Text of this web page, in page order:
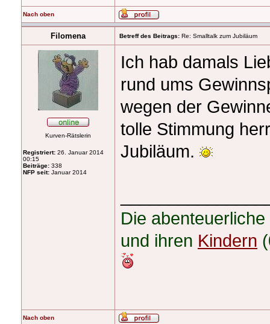
Nach oben
Filomena Betreff des Beitrags: Re: Smalltalk zum Jubiläum
Kurven-Rätslerin
Registriert: 26. Januar 2014
00:15
Beiträge: 338
NFP seit: Januar 2014
Ich hab damals
rund ums
wegen der
tolle Stimmung
Jubiläum.
Die
und ihren Kindern
Nach oben